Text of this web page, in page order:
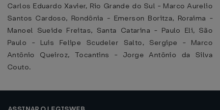
Carlos Eduardo Xavier, Rio Grande do Sul - Marco Aurelio
Santos Cardoso, Rondônia - Emerson Boritza, Roraima -
Manoel Sueide Freitas, Santa Catarina - Paulo Eli, São
Paulo - Luis Felipe Scudeler Salto, Sergipe - Marco
Antônio Queiroz, Tocantins - Jorge Antônio da Silva
Couto.